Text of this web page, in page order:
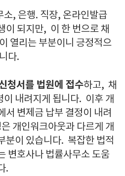
소, 은행. 직장, 온라인발급
이 되지만, 이 한 번으로 채
열리는 부분이니 긍정적으
다.
청서를 법원에 접수하고, 채
내려지게 됩니다. 이후 개
서 변제금 납부 결정이 내려
개인워크아웃과 다르게 개
분이 있습니다. 복잡한 법적
변호사나 법률사무소 도움
.